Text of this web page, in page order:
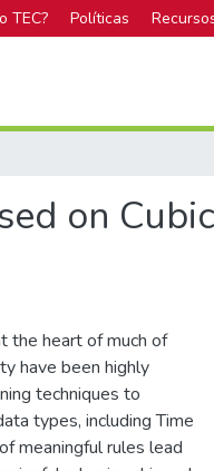
TEC? Políticas
on
the heart of much of
have been highly
techniques to
types, including Time
meaningful rules lead